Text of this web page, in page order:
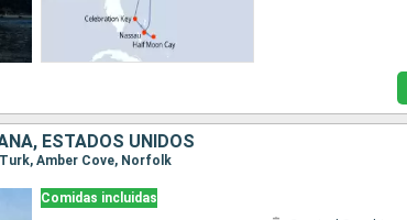
ESTADOS UNIDOS
Amber Cove, Norfolk
Comidas incluidas